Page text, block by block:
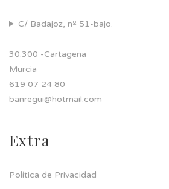
C/ Badajoz, nº 51-bajo.
30.300 -Cartagena
Murcia
619 07 24 80
banregui@hotmail.com
Extra
Política de Privacidad